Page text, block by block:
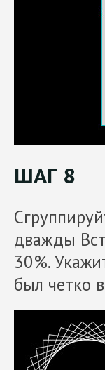
ШАГ 8
дважды
30%.
был четко